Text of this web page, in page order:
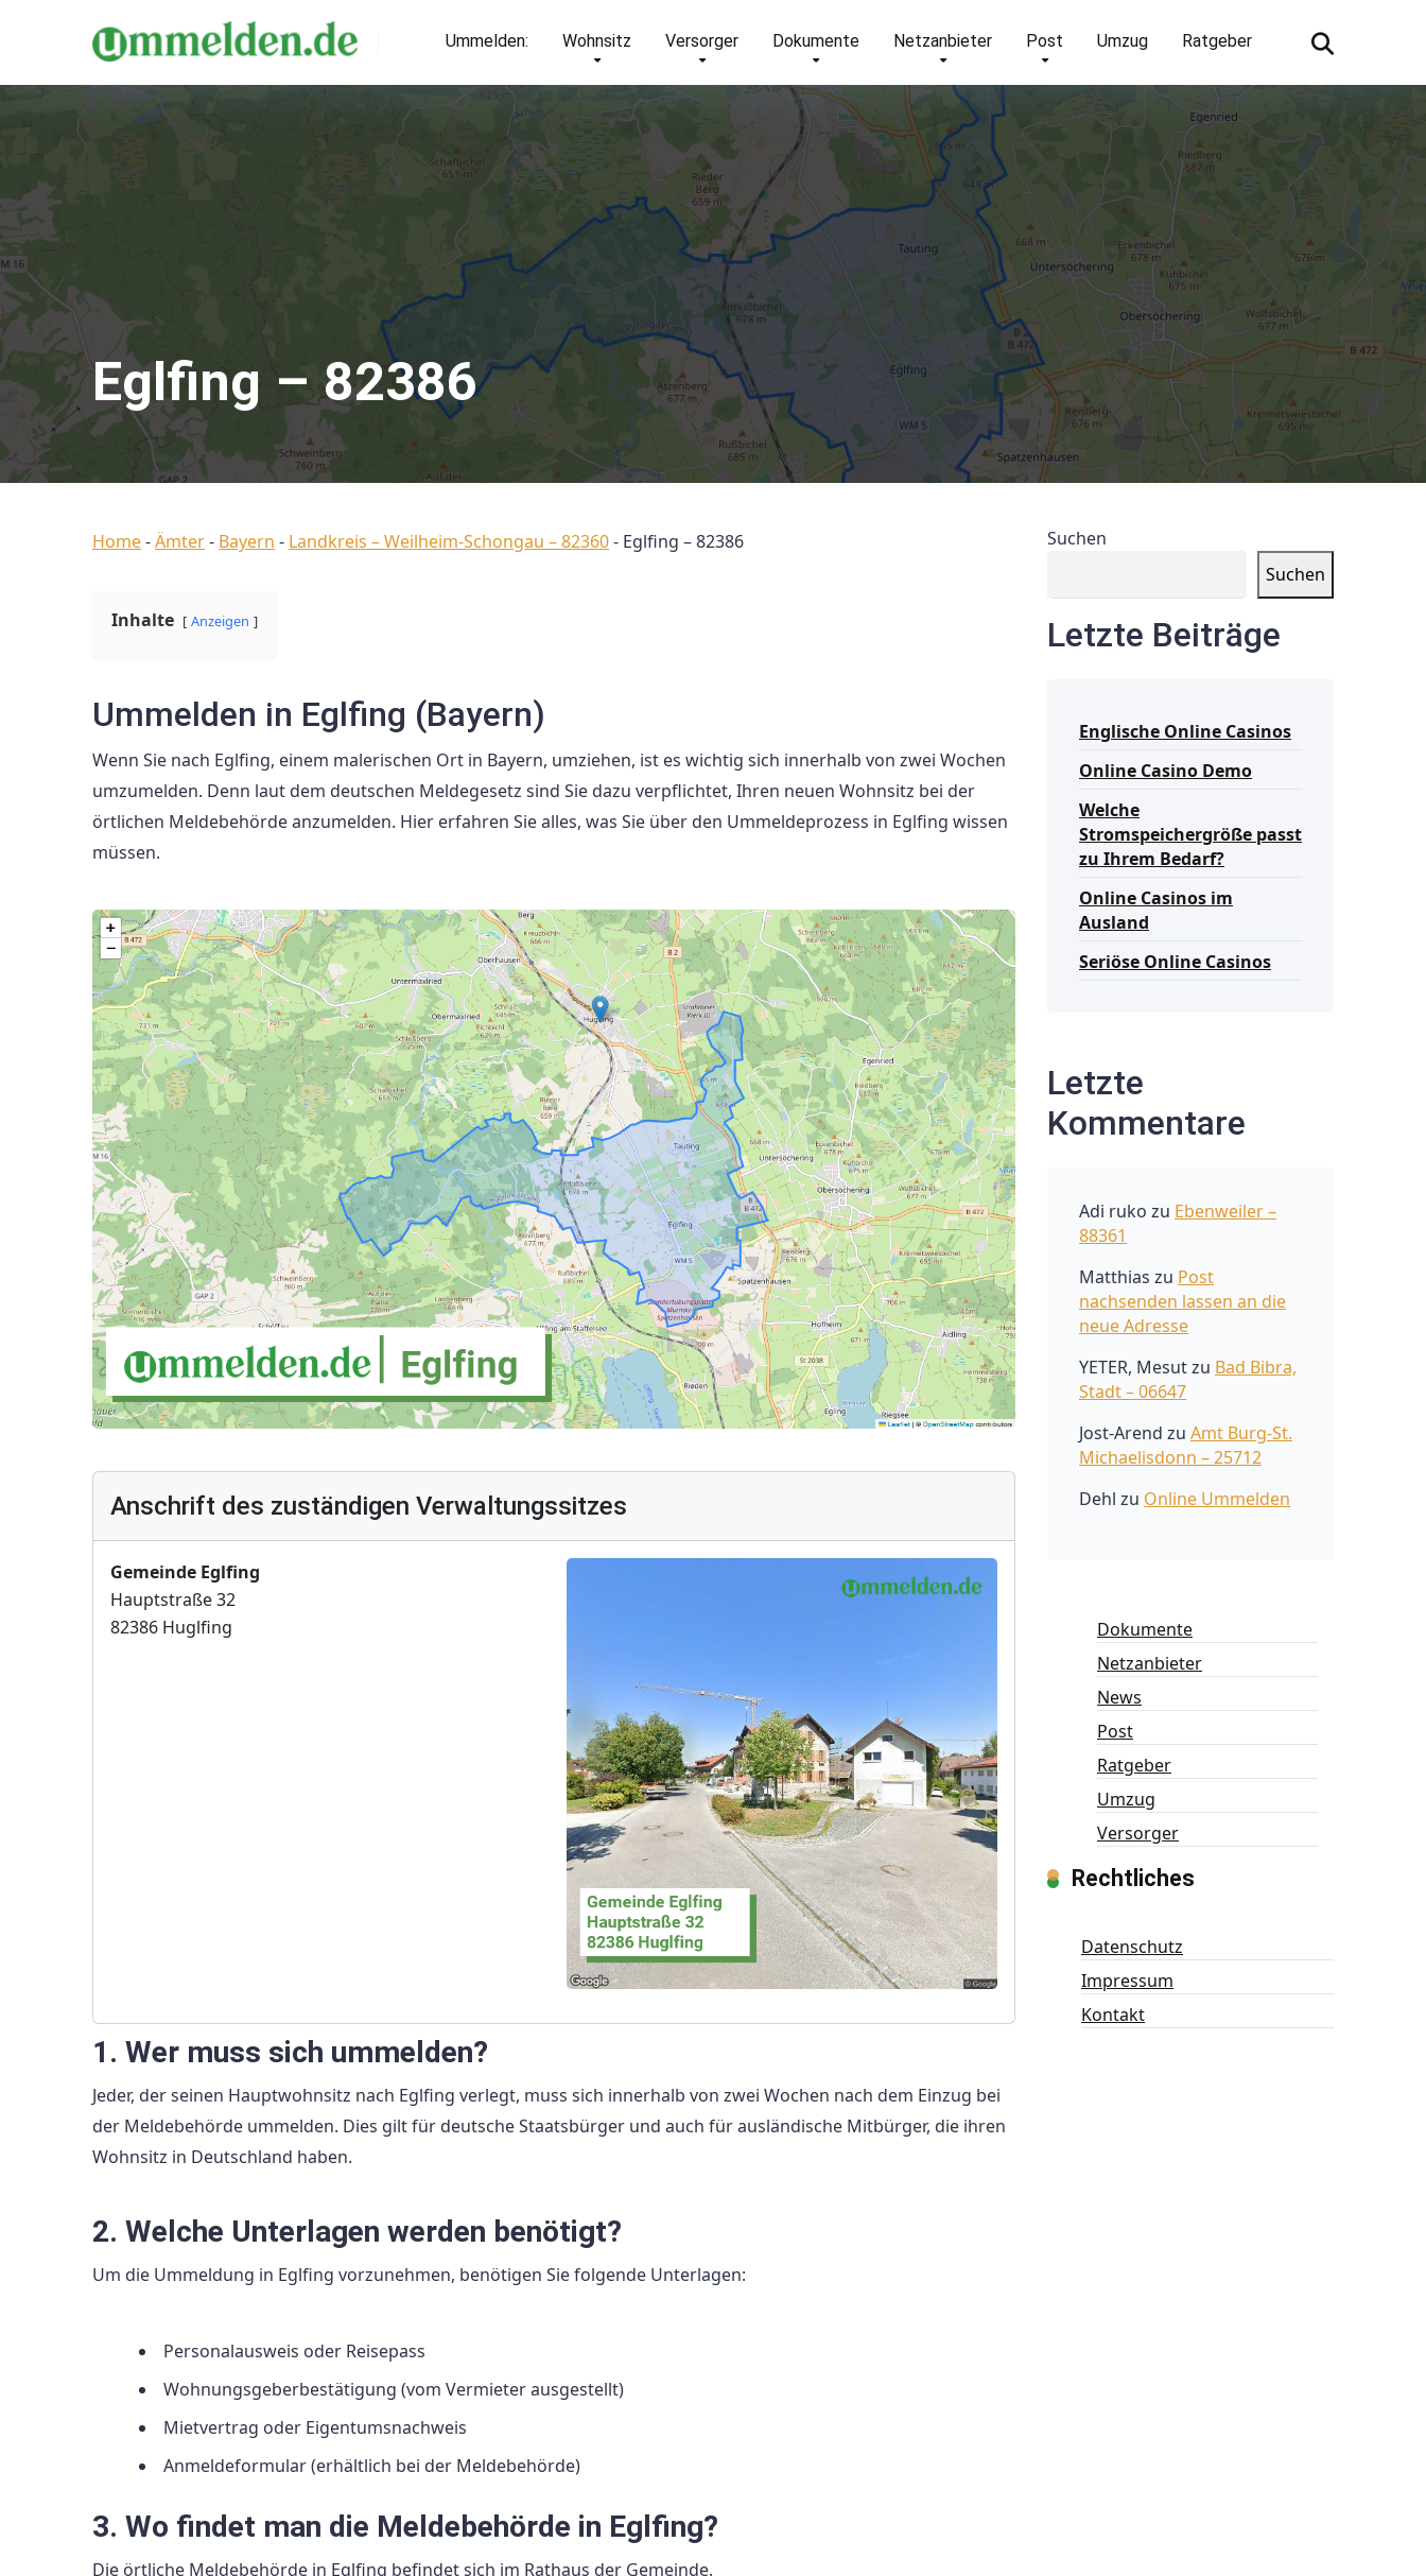
Ummelden: Wohnsitz Versorger Dokumente Netzanbieter Post Umzug Ratgeber
Eglfing – 82386
Home-Ämter- Bayern - Landkreis – Weilheim-Schongau – 82360- Eglfing – 82386
Inhalte Anzeigen
Ummelden in Eglfing (Bayern)
Wenn Sie nach Eglfing, einem malerischen Ort in Bayern, umziehen, ist es wichtig sich innerhalb von zwei Wochen
umzumelden. Denn laut dem deutschen Meldegesetz sind Sie dazu verpflichtet, Ihren neuen Wohnsitz bei der
örtlichen Meldebehörde anzumelden. Hier erfahren Sie alles, was Sie über den Ummeldeprozess in Eglfing wissen
müssen.
Anschrift des zuständigen Verwaltungssitzes
Gemeinde Eglfing
Hauptstraße 32
82386 Huglfing
1. Wer muss sich ummelden?
Jeder, der seinen Hauptwohnsitz nach Eglfing verlegt, muss sich innerhalb von zwei Wochen nach dem Einzug bei
der Meldebehörde ummelden. Dies gilt für deutsche Staatsbürger und auch für ausländische Mitbürger, die ihren
Wohnsitz in Deutschland haben.
2. Welche Unterlagen werden benötigt?
Um die Ummeldung in Eglfing vorzunehmen, benötigen Sie folgende Unterlagen:
Personalausweis oder Reisepass
Wohnungsgeberbestätigung (vom Vermieter ausgestellt)
Mietvertrag oder Eigentumsnachweis
Anmeldeformular (erhältlich bei der Meldebehörde)
3. Wo findet man die Meldebehörde in Eglfing?
Die örtliche Meldebehörde in Eglfing befindet sich im Rathaus der Gemeinde.
Suchen
Suchen
Letzte Beiträge
Englische Online Casinos
Online Casino Demo
Welche
Stromspeichergröße passt
zu Ihrem Bedarf?
Online Casinos im
Ausland
Seriöse Online Casinos
Letzte
Kommentare
Adi ruko zu Ebenweiler –
88361
Matthias zu Post
nachsenden lassen an die
neue Adresse
YETER, Mesutzu Bad Bibra,
Stadt – 06647
Jost-Arend zu Amt Burg-St.
Michaelisdonn – 25712
Dehl zu Online Ummelden
Dokumente
Netzanbieter
News
Post
Ratgeber
Umzug
Versorger
Rechtliches
Datenschutz
Impressum
Kontakt